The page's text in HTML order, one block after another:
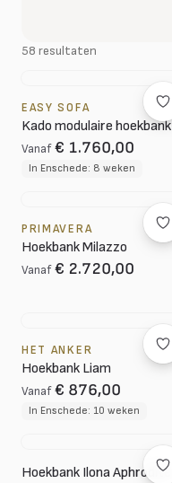
58 resultaten
EASY SOFA
Kado modulaire hoekbank
Vanaf € 1.760,00
In Enschede: 8 weken
PRIMAVERA
Hoekbank Milazzo
Vanaf € 2.720,00
HET ANKER
Hoekbank Liam
Vanaf € 876,00
In Enschede: 10 weken
Hoekbank Ilona Aphrodite